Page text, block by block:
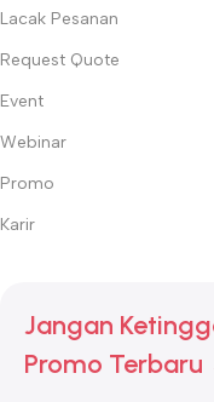
Lacak Pesanan
Request Quote
Event
Webinar
Promo
Karir
Jangan
Promo